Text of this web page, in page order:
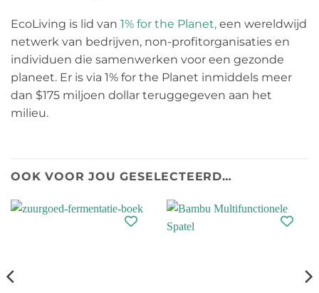
EcoLiving is lid van 1% for the Planet, een wereldwijd
netwerk van bedrijven, non-profitorganisaties en
individuen die samenwerken voor een gezonde
planeet. Er is via 1% for the Planet inmiddels meer
dan $175 miljoen dollar teruggegeven aan het
milieu.
OOK VOOR JOU GESELECTEERD…